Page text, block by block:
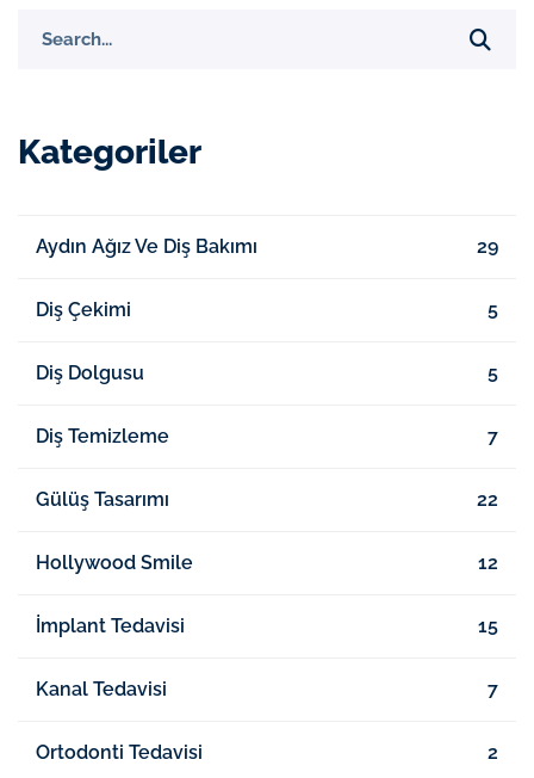
Kategoriler
Aydın Ağız Ve Diş Bakımı 29
Diş Çekimi 5
Diş Dolgusu 5
Diş Temizleme 7
Gülüş Tasarımı 22
Hollywood Smile 12
İmplant Tedavisi 15
Kanal Tedavisi 7
Ortodonti Tedavisi 2